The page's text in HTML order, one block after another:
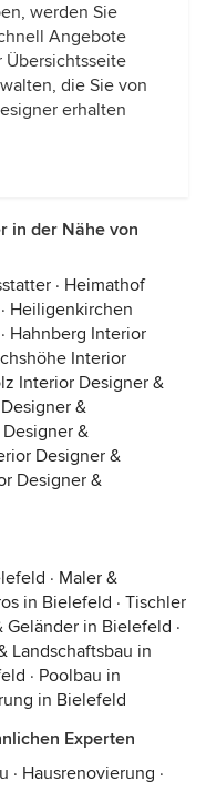
werden Sie
Angebote
die Sie von
erhalten
in der Nähe von
· Heimathof
· Heiligenkirchen
· Hahnberg Interior
Interior
Interior Designer &
&
&
Designer &
Designer &
· Maler &
in Bielefeld · Tischler
Geländer in Bielefeld ·
Landschaftsbau in
· Poolbau in
in Bielefeld
Experten
· Hausrenovierung ·